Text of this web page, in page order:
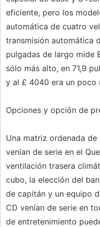
eficiente, pero los
automática de cuatro
transmisión automática
pulgadas de largo mide
sólo más alto, en 71,9
y al £ 4040 era un poco
Opciones y opción de
Una matriz ordenada
venían de serie en el
ventilación trasera
cubo, la elección del
de capitán y un equipo
CD venían de serie en
de entretenimiento